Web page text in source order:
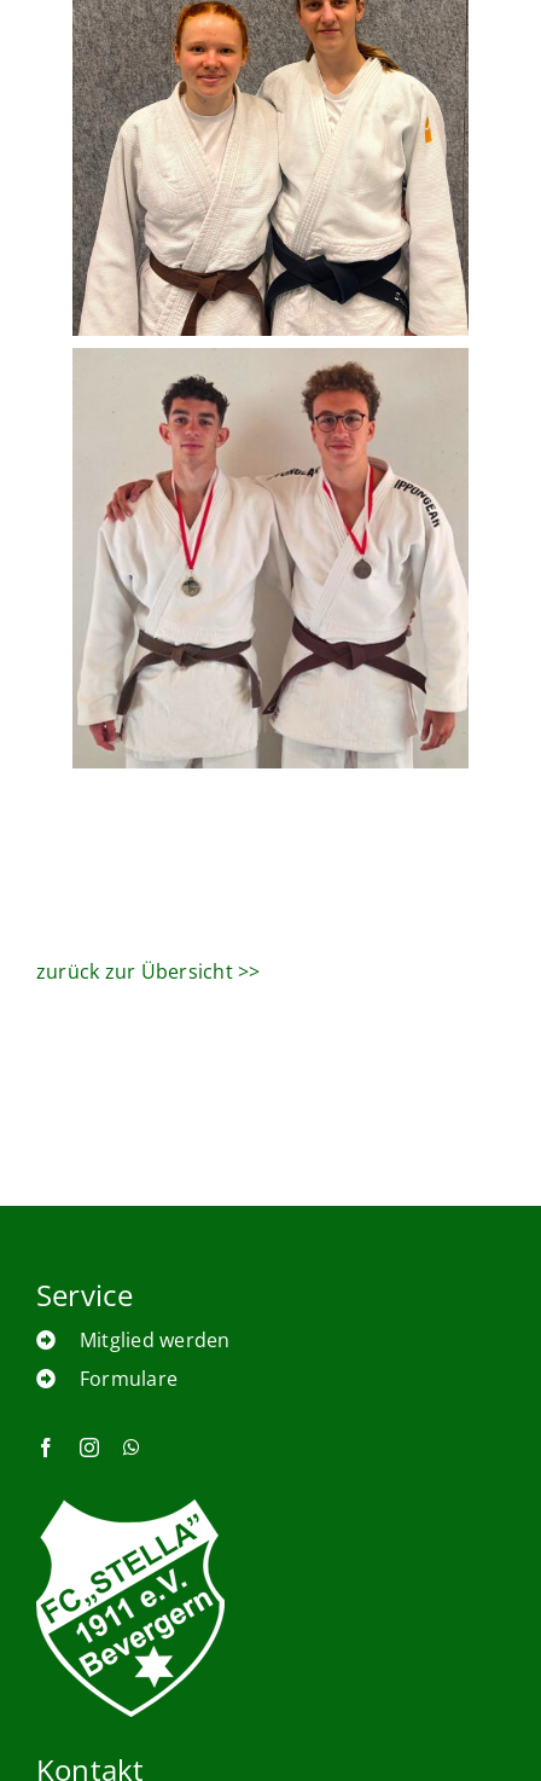
zurück zur Übersicht >>
Service
Mitglied werden
Formulare
Kontakt